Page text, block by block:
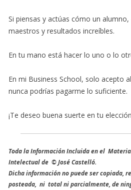
Si piensas y actúas cómo un
maestros y resultados increíbles.
En tu mano está hacer lo uno o lo
En mi Business School, solo acepto
nunca podrías pagarme lo suficiente.
¡Te deseo buena suerte en tu
Toda la Información Incluida en el
Intelectual de © José Castelló.
Dicha información no puede ser copiada,
posteada, ni total ni parcialmente, de